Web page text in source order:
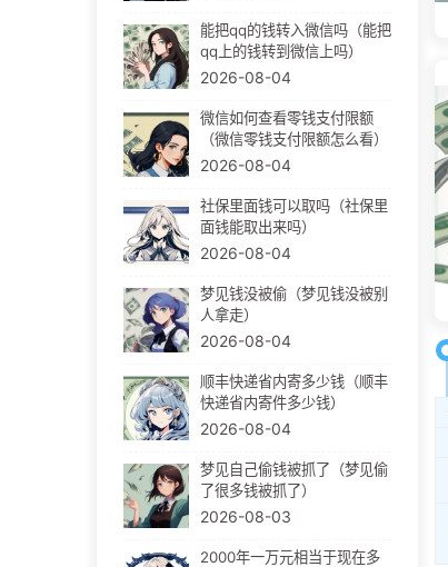
能把qq的钱转入微信吗（能把
qq上的钱转到微信上吗）
2026-08-04
微信如何查看零钱支付限额
（微信零钱支付限额怎么看）
2026-08-04
社保里面钱可以取吗（社保里
面钱能取出来吗）
2026-08-04
梦见钱没被偷（梦见钱没被别
人拿走）
2026-08-04
顺丰快递省内寄多少钱（顺丰
快递省内寄件多少钱）
2026-08-04
梦见自己偷钱被抓了（梦见偷
了很多钱被抓了）
2026-08-03
2000年一万元相当于现在多